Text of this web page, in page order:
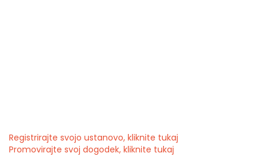
Registrirajte svojo ustanovo, kliknite tukaj
Promovirajte svoj dogodek, kliknite tukaj